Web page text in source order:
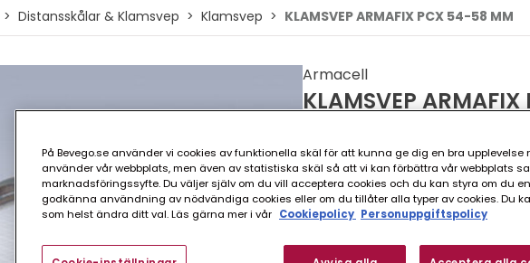
Distansskålar & Klamsvep Klamsvep KLAMSVEP ARMAFIX PCX 54-58 MM
Armacell
KLAMSVEP
FINNS I FLER VARIANTER (30)
För montering av Armafix
På Bevego.se använder vi cookies av funktionella skäl för att kunna ge dig en bra upplevelse
använder vår webbplats, men även av statistiska skäl så att vi kan förbättra vår webbplats
marknadsföringssyfte. Du väljer själv om du vill acceptera cookies och du kan styra om du
godkänna användning av nödvändiga cookies eller om du tillåter alla typer av cookies. Du
som helst ändra ditt val. Läs gärna mer i vår Cookiepolicy Personuppgiftspolicy